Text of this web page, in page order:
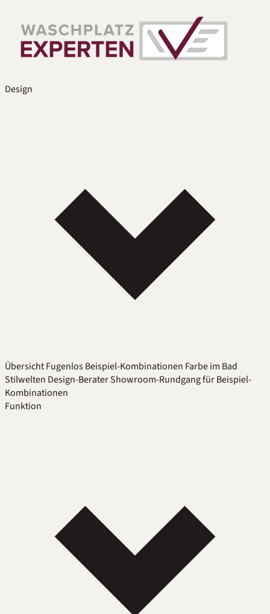
Design
ÜbersichtFugenlosBeispiel-Kombinationen Farbe im Bad
Stilwelten Design-BeraterShowroom-Rundgang für Beispiel-
Kombinationen
Funktion